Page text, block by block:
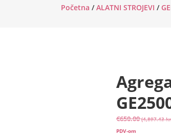
Početna /ALATNI STROJEVI /
€650.00 (4,897.43
PDV-om